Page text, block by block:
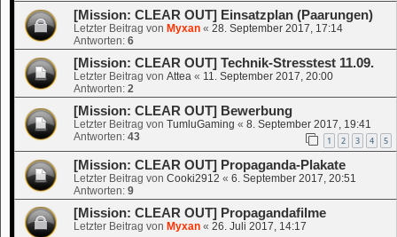
[Mission: CLEAR OUT] Einsatzplan (Paarungen)
Letzter Beitrag von Myxan « 28. September 2017, 17:14
Antworten: 6
[Mission: CLEAR OUT] Technik-Stresstest 11.09.
Letzter Beitrag von Attea « 11. September 2017, 20:00
Antworten: 2
[Mission: CLEAR OUT] Bewerbung
Letzter Beitrag von TumluGaming « 8. September 2017, 19:41
Antworten: 43 1 2 3 4 5
[Mission: CLEAR OUT] Propaganda-Plakate
Letzter Beitrag von Cooki2912 « 6. September 2017, 20:51
Antworten: 9
[Mission: CLEAR OUT] Propagandafilme
Letzter Beitrag von Myxan « 26. Juli 2017, 14:17